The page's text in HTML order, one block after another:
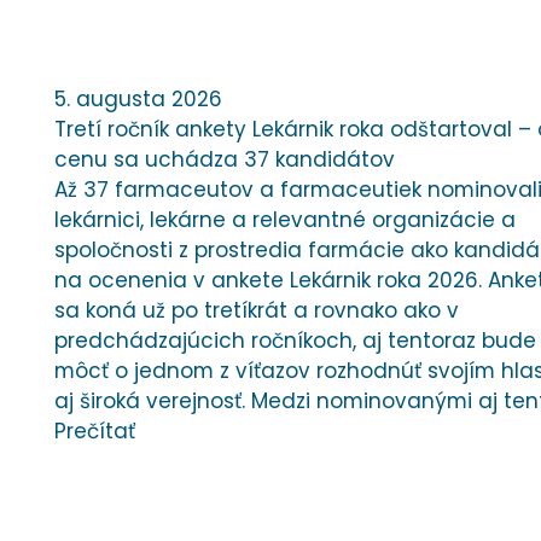
5. augusta 2026
Tretí ročník ankety Lekárnik roka odštartoval –
cenu sa uchádza 37 kandidátov
Až 37 farmaceutov a farmaceutiek
lekárnici, lekárne a relevantné organizácie a
spoločnosti z prostredia farmácie ako
na ocenenia v ankete Lekárnik roka 2026.
sa koná už po tretíkrát a rovnako ako v
predchádzajúcich ročníkoch, aj tentoraz bude
môcť o jednom z víťazov rozhodnúť svojím
aj široká verejnosť. Medzi nominovanými aj
Prečítať